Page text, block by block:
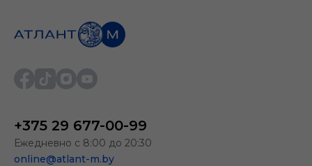
+375 29 677-00-99
Ежедневно с 8:00 до 20:30
online@atlant-m.by